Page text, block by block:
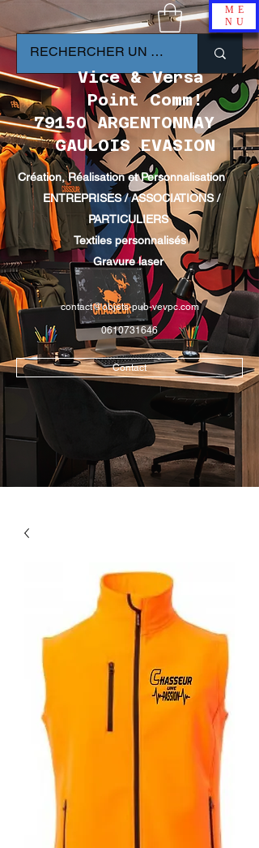
ME
NU
Vice & Versa
Point Comm!
79150 ARGENTONNAY
GAULOIS EVASION
Création, Réalisation et Personnalisation
ENTREPRISES / ASSOCIATIONS /
PARTICULIERS
Textiles personnalisés
Gravure laser
contact@objets-pub-vevpc.com
0610731646
Contact